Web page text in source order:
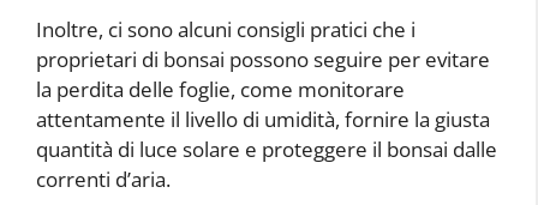
Inoltre, ci sono alcuni consigli pratici che i
proprietari di bonsai possono seguire per evitare
la perdita delle foglie, come monitorare
attentamente il livello di umidità, fornire la giusta
quantità di luce solare e proteggere il bonsai dalle
correnti d’aria.